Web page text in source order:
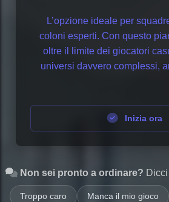
L’opzione ideale per
coloni esperti. Con questo
oltre il limite dei giocatori
universi davvero complessi,
Inizia ora
Non sei pronto a ordinare?
Troppo caro Manca il mio gioco